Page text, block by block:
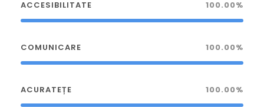
ACCESIBILITATE 100.00%
COMUNICARE 100.00%
ACURATEȚE 100.00%